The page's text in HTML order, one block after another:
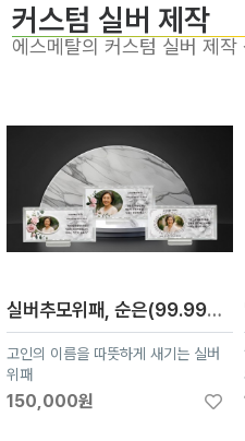
커스텀 실버 제작
에스메탈의 커스텀 실버 제작
실버추모위패, 순은(99.99%), 10g
고인의 이름을 따뜻하게 새기는 실버
위패
150,000원